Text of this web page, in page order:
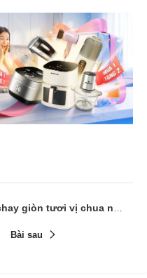
tươi vị chua ngọt lạ miệng
Bài sau